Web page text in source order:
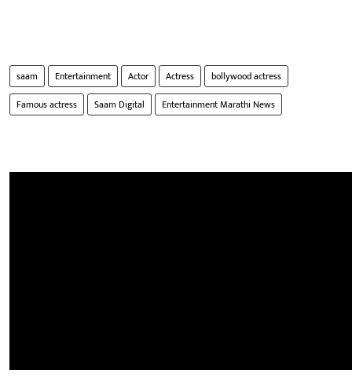
saam Entertainment Actor Actress
bollywood actress
Famous actress
Saam Digital Entertainment Marathi News